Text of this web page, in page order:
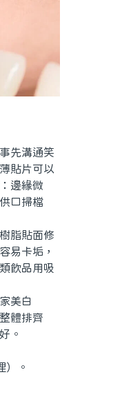
先溝通笑
貼片可以
邊緣微
口掃檔
脂貼面修
易卡垢，
飲品用吸
美白
體排齊
。
。